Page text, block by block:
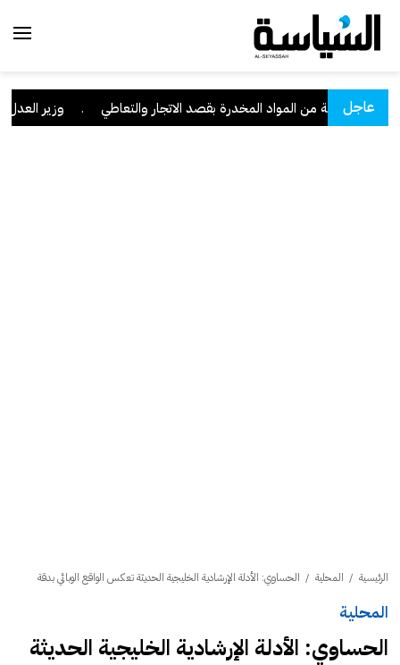
عاجل
كمية من المواد المخدرة بقصد الاتجار والتعاطي وزير العدل: تراجع
الرئيسية / المحلية / الحساوي: الأدلة الإرشادية الخليجية الحديثة تعكس الواقع الوبائي بدقة
المحلية
الحساوي: الأدلة الإرشادية الخليجية الحديثة